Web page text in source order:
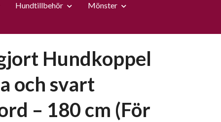
Hundtillbehör
Mönster
Hundkoppel
och svart
– 180 cm (För